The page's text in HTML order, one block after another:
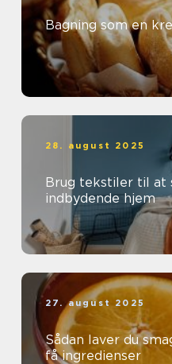
Bagning som en
28. august 2025
Brug tekstiler til at
indbydende hjem
27. august 2025
Sådan laver du
få ingredienser